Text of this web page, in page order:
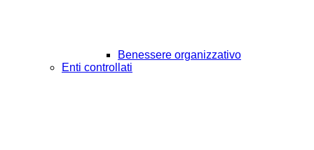
Benessere organizzativo
Enti controllati